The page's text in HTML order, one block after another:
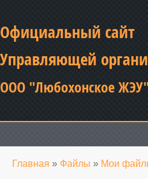
Официальный сайт
Управляющей
ООО "Любохонское
Главная » Файлы » Мои